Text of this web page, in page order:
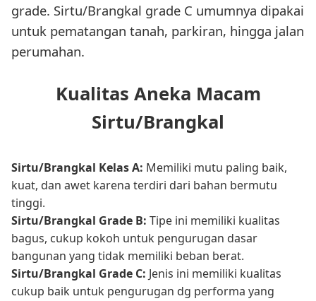
grade. Sirtu/Brangkal grade C umumnya dipakai
untuk pematangan tanah, parkiran, hingga jalan
perumahan.
Kualitas Aneka Macam
Sirtu/Brangkal
Sirtu/Brangkal Kelas A: Memiliki mutu paling baik,
kuat, dan awet karena terdiri dari bahan bermutu
tinggi.
Sirtu/Brangkal Grade B: Tipe ini memiliki kualitas
bagus, cukup kokoh untuk pengurugan dasar
bangunan yang tidak memiliki beban berat.
Sirtu/Brangkal Grade C: Jenis ini memiliki kualitas
cukup baik untuk pengurugan dg performa yang